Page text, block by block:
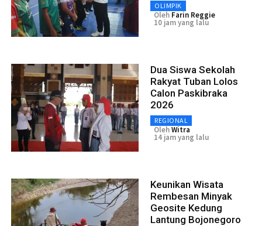
OLIMPIK
Oleh Farin Reggie
10 jam yang lalu
Dua Siswa Sekolah
Rakyat Tuban Lolos
Calon Paskibraka
2026
REGIONAL
OlehWitra
14 jam yang lalu
Keunikan Wisata
Rembesan Minyak
Geosite Kedung
Lantung Bojonegoro